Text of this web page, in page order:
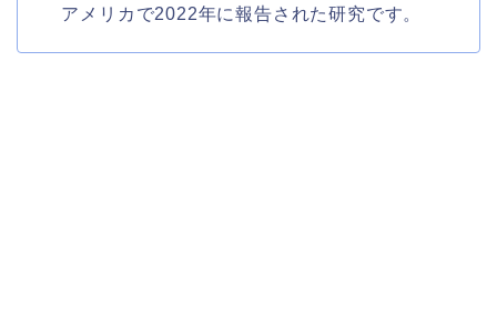
アメリカで2022年に報告された研究です。